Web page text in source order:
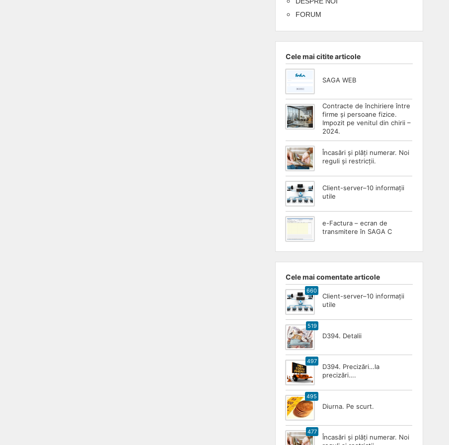
FORUM
Cele mai citite articole
SAGA WEB
Contracte de închiriere între
firme și persoane fizice.
Impozit pe venitul din chirii –
2024.
Încasări și plăți numerar. Noi
reguli și restricții.
Client-server–10 informații
utile
e-Factura – ecran de
transmitere în SAGA C
Cele mai comentate articole
660
Client-server–10 informații
utile
519
D394. Detalii
497
D394. Precizări…la
precizări….
495
Diurna. Pe scurt.
477
Încasări și plăți numerar. Noi